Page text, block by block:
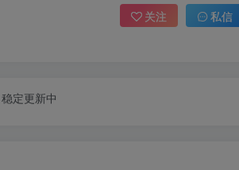
关注 私信
定更新中